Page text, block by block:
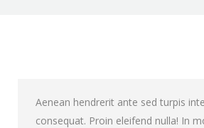
Aenean hendrerit ante sed turpis
consequat. Proin eleifend nulla! In